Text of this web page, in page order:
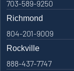
703-589-9250
Richmond
804-201-9009
Rockville
888-437-7747